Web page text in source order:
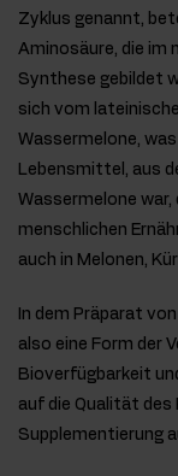
Zyklus genannt,
Aminosäure, die im
Synthese gebildet
sich vom
Wassermelone,
Lebensmittel, aus
Wassermelone war,
menschlichen
auch in Melonen,
In dem Präparat
also eine Form der
Bioverfügbarkeit
auf die Qualität des
Supplementierung